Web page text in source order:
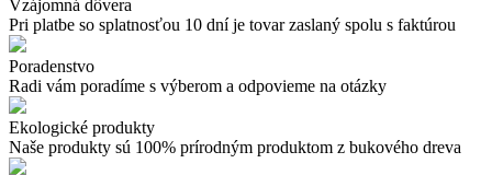
Vzájomná dôvera
Pri platbe so splatnosťou 10 dní je tovar zaslaný spolu s faktúrou
Poradenstvo
Radi vám poradíme s výberom a odpovieme na otázky
Ekologické produkty
Naše produkty sú 100% prírodným produktom z bukového dreva